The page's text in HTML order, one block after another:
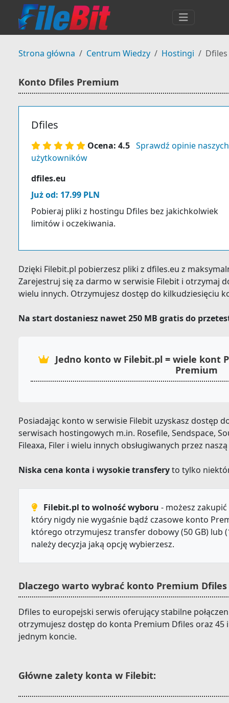
Strona główna Centrum Wiedzy Hostingi
Konto Dfiles Premium
Dfiles
Ocena: 4.5 Sprawdź opinie naszych
użytkowników
dfiles.eu
Już od: 17.99 PLN
Pobieraj pliki z hostingu Dfiles bez jakichkolwiek
limitów i oczekiwania.
Dzięki Filebit.pl pobierzesz pliki z dfiles.eu z
Zarejestruj się za darmo w serwisie Filebit i otrzymaj
wielu innych. Otrzymujesz dostęp do kilkudziesięciu
Na start dostaniesz nawet 250 MB gratis do
Jedno konto w Filebit.pl = wiele kont
Premium
Posiadając konto w serwisie Filebit uzyskasz dostęp
serwisach hostingowych m.in. Rosefile, Sendspace,
Fileaxa, Filer i wielu innych obsługiwanych przez
Niska cena konta i wysokie transferyto tylko
Filebit.pl to wolność wyboru - możesz
który nigdy nie wygaśnie bądź czasowe konto
którego otrzymujesz transfer dobowy (50 GB) lub
należy decyzja jaką opcję wybierzesz.
Dlaczego warto wybrać konto Premium
Dfiles to europejski serwis oferujący stabilne
otrzymujesz dostęp do konta Premium Dfiles oraz
jednym koncie.
Główne zalety konta w Filebit: